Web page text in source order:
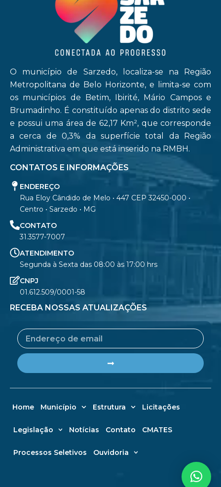
O município de Sarzedo, localiza-se na Região
Metropolitana de Belo Horizonte, e limita-se com
os municípios de Betim, Ibirité, Mário Campos e
Brumadinho. É constituído apenas do distrito sede
e possui uma área de 62,17 Km², que corresponde
a cerca de 0,3% da superfície total da Região
Administrativa em que está inserido na RMBH.
CONTATOS E INFORMAÇÕES
ENDEREÇO
Rua Eloy Cândido de Melo • 447 CEP 32450-000 •
Centro • Sarzedo • MG
CONTATO
31.3577-7007
ATENDIMENTO
Segunda à Sexta das 08:00 às 17:00 hrs
CNPJ
01.612.509/0001-58
RECEBA NOSSAS ATUALIZAÇÕES
Email
Home Município Estrutura Licitações
Legislação Notícias Contato CMATES
Processos Seletivos Ouvidoria